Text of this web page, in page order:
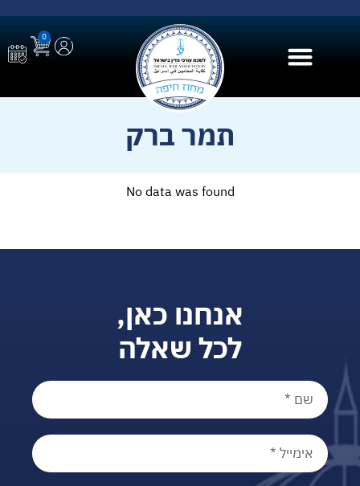
0
תמר ברק
No data was found
אנחנו כאן,
לכל שאלה